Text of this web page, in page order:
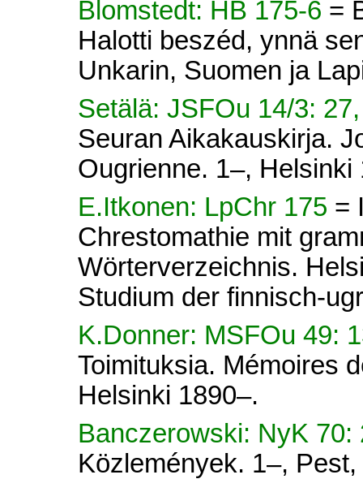
Blomstedt: HB 175-6 =
Halotti beszéd, ynnä
Unkarin, Suomen ja
Setälä: JSFOu 14/3:
Seuran Aikakauskirja.
Ougrienne. 1–, Helsinki
E.Itkonen: LpChr 175 =
Chrestomathie mit
Wörterverzeichnis.
Studium der finnisch-
K.Donner: MSFOu 49:
Toimituksia. Mémoires
Helsinki 1890–.
Banczerowski: NyK
Közlemények. 1–,